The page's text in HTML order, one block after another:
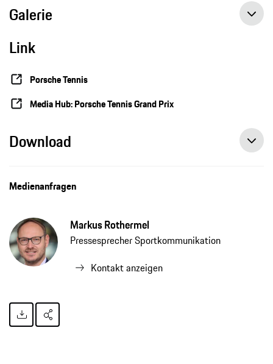
Galerie
Link
Porsche Tennis
Media Hub: Porsche Tennis Grand Prix
Download
Medienanfragen
Markus Rothermel
Pressesprecher Sportkommunikation
Kontakt anzeigen